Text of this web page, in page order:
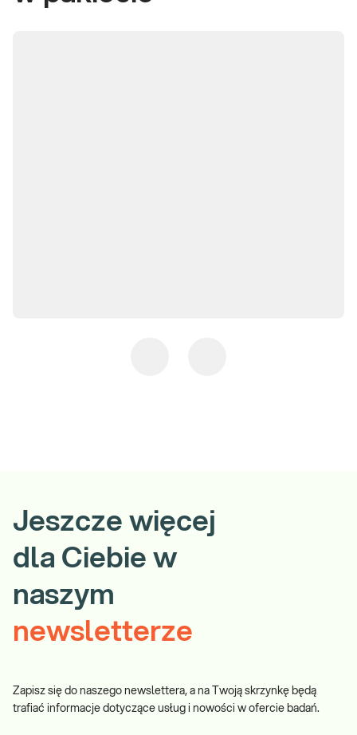
Jeszcze więcej
dla Ciebie w
naszym
newsletterze
Zapisz się do naszego newslettera, a na Twoją skrzynkę będą
trafiać informacje dotyczące usług i nowości w ofercie badań.